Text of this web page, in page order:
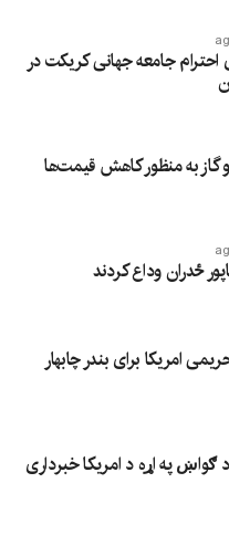
جامعه جهانی کریکت در
گاز به منظور کاهش قیمت‌ها
ځدران وداع کردند
امریکا برای بندر چابهار
په اړه د امریکا خبرداری